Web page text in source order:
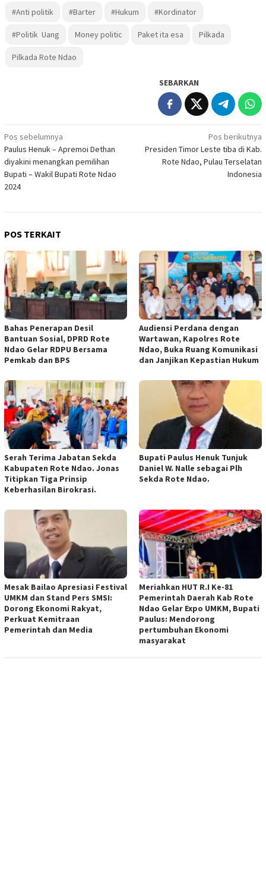
#Anti politik #Barter #Hukum #Kordinator
#Politik Uang Money politic Paket ita esa Pilkada
Pilkada Rote Ndao
SEBARKAN
Navigasi
pos
Pos sebelumnya
Paulus Henuk – Apremoi Dethan
diyakini menangkan pemilihan
Bupati – Wakil Bupati Rote Ndao
2024
Pos berikutnya
Presiden Timor Leste tiba di Kab.
Rote Ndao, Pulau Terselatan
Indonesia
POS TERKAIT
Bahas Penerapan Desil
Bantuan Sosial, DPRD Rote
Ndao Gelar RDPU Bersama
Pemkab dan BPS
Audiensi Perdana dengan
Wartawan, Kapolres Rote
Ndao, Buka Ruang Komunikasi
dan Janjikan Kepastian Hukum
Serah Terima Jabatan Sekda
Kabupaten Rote Ndao. Jonas
Titipkan Tiga Prinsip
Keberhasilan Birokrasi.
Bupati Paulus Henuk Tunjuk
Daniel W. Nalle sebagai Plh
Sekda Rote Ndao.
Mesak Bailao Apresiasi Festival
UMKM dan Stand Pers SMSI:
Dorong Ekonomi Rakyat,
Perkuat Kemitraan
Pemerintah dan Media
Meriahkan HUT R.I Ke-81
Pemerintah Daerah Kab Rote
Ndao Gelar Expo UMKM, Bupati
Paulus: Mendorong
pertumbuhan Ekonomi
masyarakat